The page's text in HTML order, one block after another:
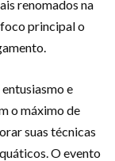
renomados na
principal o
e
o máximo de
suas técnicas
O evento